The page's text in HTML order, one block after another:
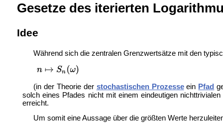
Gesetze des iterierten
Idee
Während sich die zentralen Grenzwertsätze mit den
(in der Theorie der stochastischen Prozesseein Pfad
solch eines Pfades nicht mit einem eindeutigen
erreicht.
Um somit eine Aussage über die größten Werte